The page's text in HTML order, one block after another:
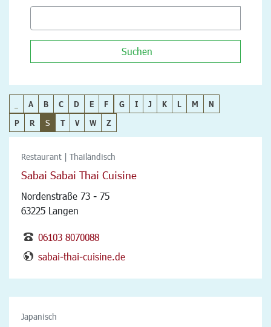
Suchen
A B C D E F G I J K L M
N
P
R S T V W Z
Restaurant | Thailändisch
Sabai Sabai Thai Cuisine
Nordenstraße 73 - 75
63225 Langen
06103 8070088
sabai-thai-cuisine.de
Japanisch